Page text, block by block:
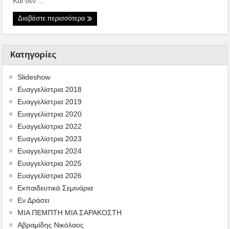
Διαβάστε περισσότερα
Kατηγορίες
Slideshow
Ευαγγελίστρια 2018
Ευαγγελίστρια 2019
Ευαγγελίστρια 2020
Ευαγγελίστρια 2022
Ευαγγελίστρια 2023
Ευαγγελίστρια 2024
Ευαγγελίστρια 2025
Ευαγγελίστρια 2026
Εκπαιδευτικά Σεμινάρια
Εν Δράσει
ΜΙΑ ΠΕΜΠΤΗ ΜΙΑ ΣΑΡΑΚΟΣΤΗ
Αβραμίδης Νικόλαος